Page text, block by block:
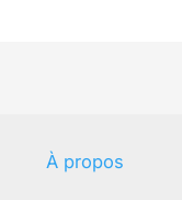
À propos